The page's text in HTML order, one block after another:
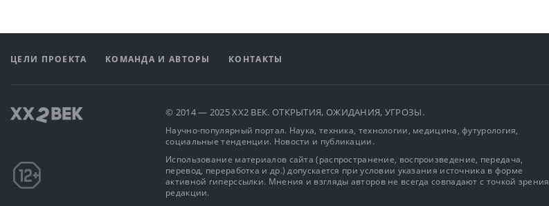
ЦЕЛИ ПРОЕКТА КОМАНДА И АВТОРЫ КОНТАКТЫ
© 2014 — 2025 XX2 ВЕК. ОТКРЫТИЯ, ОЖИДАНИЯ, УГРОЗЫ.
Научно-популярный портал. Наука, техника, технологии, медицина, футурология,
социальные тенденции. Новости и публикации.
Использование материалов сайта (распространение, воспроизведение, передача,
перевод, переработка и др.) допускается при условии указания источника в форме
активной гиперссылки. Мнения и взгляды авторов не всегда совпадают с точкой зрения
редакции.